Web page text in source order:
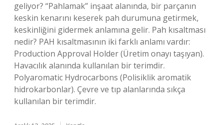
geliyor? “Pahlamak” inşaat alanında, bir parçanın
keskin kenarını keserek pah durumuna getirmek,
keskinliğini gidermek anlamına gelir. Pah kısaltması
nedir? PAH kısaltmasının iki farklı anlamı vardır:
Production Approval Holder (Üretim onayı taşıyan).
Havacılık alanında kullanılan bir terimdir.
Polyaromatic Hydrocarbons (Polisiklik aromatik
hidrokarbonlar). Çevre ve tıp alanlarında sıkça
kullanılan bir terimdir.